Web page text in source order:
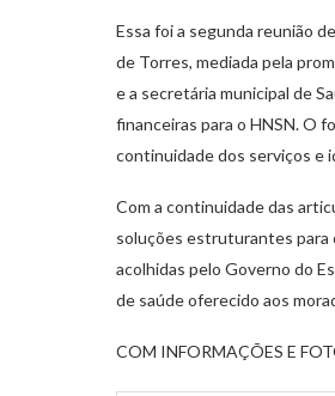
Essa foi a segunda reunião
de Torres, mediada pela
e a secretária municipal de
financeiras para o HNSN. O
continuidade dos serviços e
Com a continuidade das
soluções estruturantes para
acolhidas pelo Governo do
de saúde oferecido aos
COM INFORMAÇÕES E